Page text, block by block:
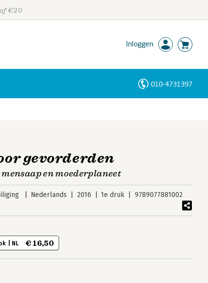
€20
Inloggen
010-4731397
gevorderden
en moederplaneet
Nederlands 2016 1e druk 9789077881002
| NL € 16,50